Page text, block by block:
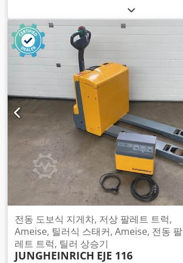
전동 도보식 지게차, 저상 팔레트 트럭,
Ameise, 틸러식 스태커, Ameise, 전동 팔
레트 트럭, 틸러 상승기
JUNGHEINRICH EJE 116